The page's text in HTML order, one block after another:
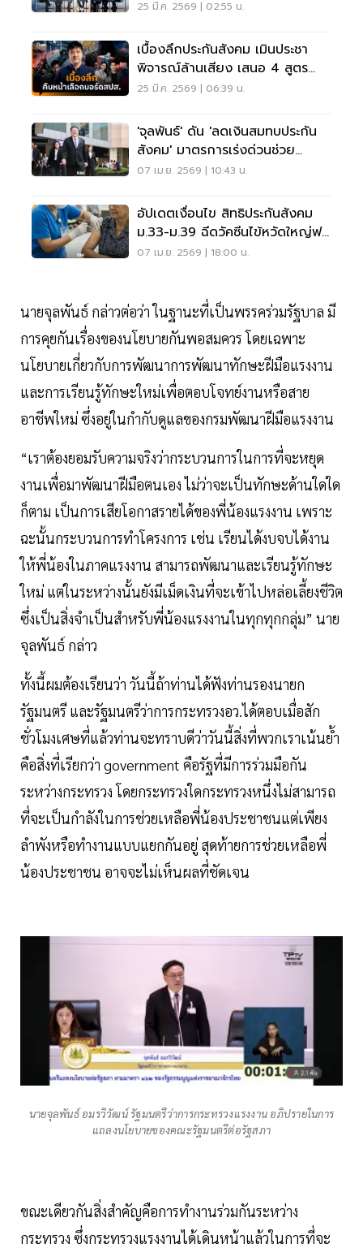
25 มี.ค. 2569 | 02:55 น.
เบื้องลึกประกันสังคม เมินประชา
พิจารณ์ล้านเสียง เสนอ 4 สูตร
เลือกตั้งบอร์ดใหม่
25 มี.ค. 2569 | 06:39 น.
'จุลพันธ์' ดัน 'ลดเงินสมทบประกัน
สังคม' มาตรการเร่งด่วนช่วย
แรงงาน
07 เม.ย. 2569 | 10:43 น.
อัปเดตเงื่อนไข สิทธิประกันสังคม
ม.33-ม.39 ฉีดวัคซีนไข้หวัดใหญ่ฟรี
2569
07 เม.ย. 2569 | 18:00 น.
นายจุลพันธ์ กล่าวต่อว่า ในฐานะที่เป็นพรรคร่วมรัฐบาล มี
การคุยกันเรื่องของนโยบายกันพอสมควร โดยเฉพาะ
นโยบายเกี่ยวกับการพัฒนาการพัฒนาทักษะฝีมือแรงงาน
และการเรียนรู้ทักษะใหม่เพื่อตอบโจทย์งานหรือสาย
อาชีพใหม่ ซึ่งอยู่ในกำกับดูแลของกรมพัฒนาฝีมือแรงงาน
“เราต้องยอมรับความจริงว่ากระบวนการในการที่จะหยุด
งานเพื่อมาพัฒนาฝีมือตนเอง ไม่ว่าจะเป็นทักษะด้านใดใด
ก็ตาม เป็นการเสียโอกาสรายได้ของพี่น้องแรงงาน เพราะ
ฉะนั้นกระบวนการทำโครงการ เช่น เรียนได้งบจบได้งาน
ให้พี่น้องในภาคแรงงาน สามารถพัฒนาและเรียนรู้ทักษะ
ใหม่ แต่ในระหว่างนั้นยังมีเม็ดเงินที่จะเข้าไปหล่อเลี้ยงชีวิต
ซึ่งเป็นสิ่งจำเป็นสำหรับพี่น้องแรงงานในทุกทุกกลุ่ม” นาย
จุลพันธ์ กล่าว
ทั้งนี้ผมต้องเรียนว่า วันนี้ถ้าท่านได้ฟังท่านรองนายก
รัฐมนตรี และรัฐมนตรีว่าการกระทรวงอว.ได้ตอบเมื่อสัก
ชั่วโมงเศษที่แล้วท่านจะทราบดีว่าวันนี้สิ่งที่พวกเราเน้นย้ำ
คือสิ่งที่เรียกว่า government คือรัฐที่มีการร่วมมือกัน
ระหว่างกระทรวง โดยกระทรวงใดกระทรวงหนึ่งไม่สามารถ
ที่จะเป็นกำลังในการช่วยเหลือพี่น้องประชาชนแต่เพียง
ลำพังหรือทำงานแบบแยกกันอยู่ สุดท้ายการช่วยเหลือพี่
น้องประชาชน อาจจะไม่เห็นผลที่ชัดเจน
นายจุลพันธ์ อมรวิวัฒน์ รัฐมนตรีว่าการกระทรวงแรงงาน อภิปรายในการ
แถลงนโยบายของคณะรัฐมนตรีต่อรัฐสภา
ขณะเดียวกันสิ่งสำคัญคือการทำงานร่วมกันระหว่าง
กระทรวง ซึ่งกระทรวงแรงงานได้เดินหน้าแล้วในการที่จะ